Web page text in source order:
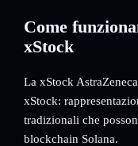
Come
xStock
La xStock
xStock:
tradizionali che
blockchain Solana.